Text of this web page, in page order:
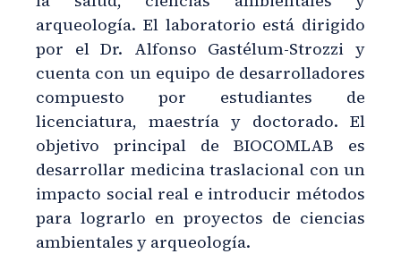
arqueología. El laboratorio está dirigido
por el Dr. Alfonso Gastélum-Strozzi y
cuenta con un equipo de desarrolladores
compuesto por estudiantes de
licenciatura, maestría y doctorado. El
objetivo principal de BIOCOMLAB es
desarrollar medicina traslacional con un
impacto social real e introducir métodos
para lograrlo en proyectos de ciencias
ambientales y arqueología.